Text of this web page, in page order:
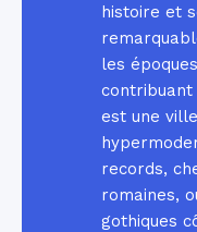
histoire et
les
contribuant
est une
records,
romaines,
gothiques